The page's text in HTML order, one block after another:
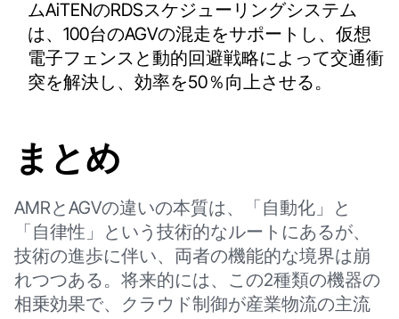
ムAiTENのRDSスケジューリングシステム
は、100台のAGVの混走をサポートし、仮想
電子フェンスと動的回避戦略によって交通衝
突を解決し、効率を50％向上させる。
まとめ
AMRとAGVの違いの本質は、「自動化」と
「自律性」という技術的なルートにあるが、
技術の進歩に伴い、両者の機能的な境界は崩
れつつある。将来的には、この2種類の機器の
相乗効果で、クラウド制御が産業物流の主流